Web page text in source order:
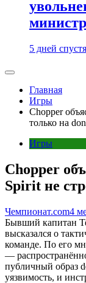
5 дней спустя
Главная
Игры
Chopper
только на
Игры
Chopper
Spirit не
Чемпионат.com4
Бывший капитан
высказался о
команде. По его
—
публичный образ
уязвимость, и